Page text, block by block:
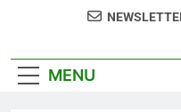
Ulasan Film Indie
MENU